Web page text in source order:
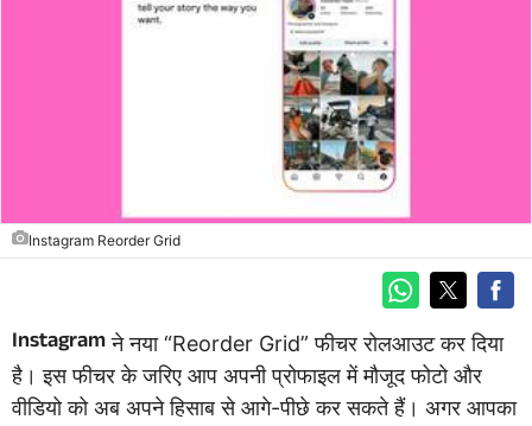
Instagram Reorder Grid
Instagramने नया “Reorder Grid” फीचर रोलआउट कर दिया
है। इस फीचर के जरिए आप अपनी प्रोफाइल में मौजूद फोटो और
वीडियो को अब अपने हिसाब से आगे-पीछे कर सकते हैं। अगर आपका